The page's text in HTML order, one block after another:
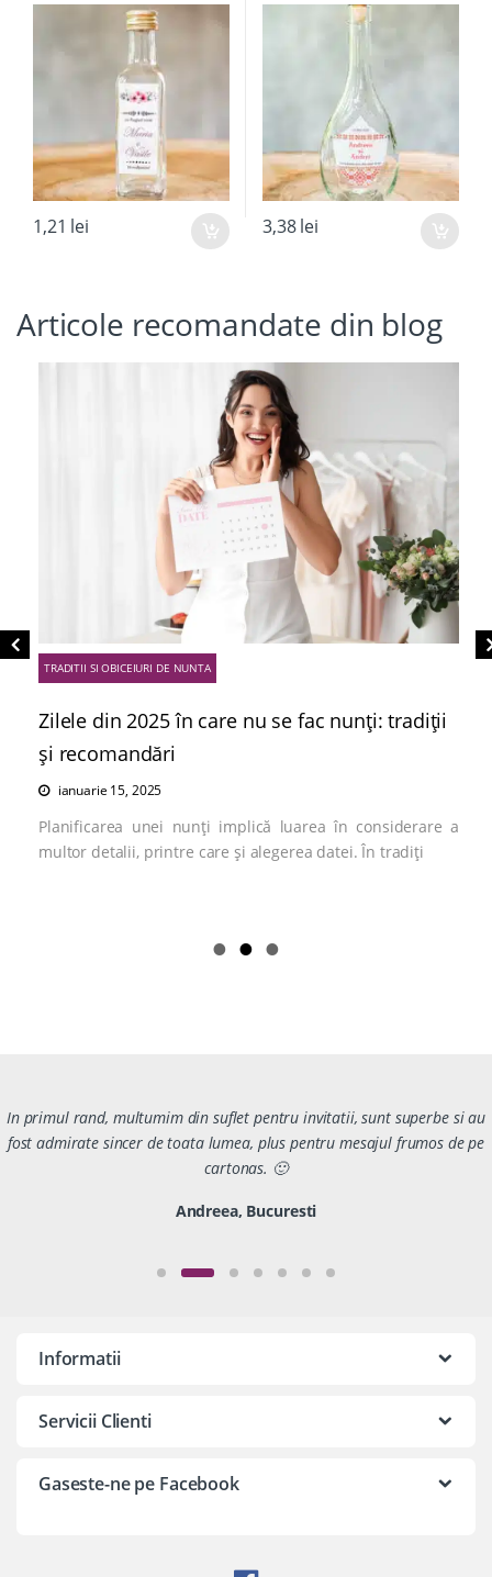
1,21 lei 3,38lei
Articole recomandate din blog
TRADITII SI OBICEIURI DE NUNTA
Zilele din 2025 în care nu se fac nunți: tradiții
și recomandări
ianuarie 15, 2025
Planificarea unei nunți implică luarea în considerare a
multor detalii, printre care și alegerea datei. În tradiți
In primul rand, multumim din suflet pentru invitatii, sunt superbe si au
fost admirate sincer de toata lumea, plus pentru mesajul frumos de pe
cartonas. 🙂
Andreea, Bucuresti
Informatii
Servicii Clienti
Gaseste-ne pe Facebook